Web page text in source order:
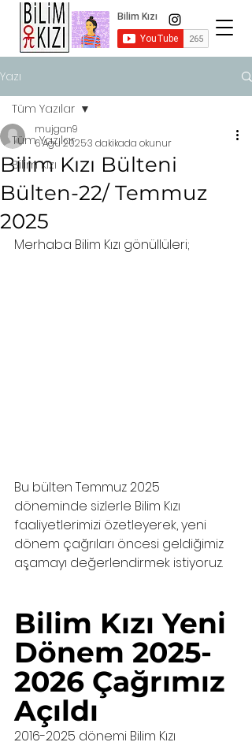
Yazı
Tüm Yazılar
Bilim Kızı
Tüm Yazılar
Bilim Kızı Bülteni
Bülten-22/ Temmuz
2025
mujgan9
6 Ağu 20253 dakikada okunur
Merhaba Bilim Kızı gönüllüleri;
Bu bülten Temmuz 2025
döneminde sizlerle Bilim Kızı
faaliyetlerimizi özetleyerek, yeni
dönem çağrıları öncesi geldiğimiz
aşamayı değerlendirmek istiyoruz.
Bilim Kızı Yeni
Dönem 2025-
2026 Çağrımız
Açıldı
2016-2025 dönemi Bilim Kızı